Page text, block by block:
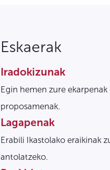
Eskaerak
Iradokizunak
Egin hemen zure ekarpenak
proposamenak.
Lagapenak
Erabili Ikastolako eraikinak
antolatzeko.